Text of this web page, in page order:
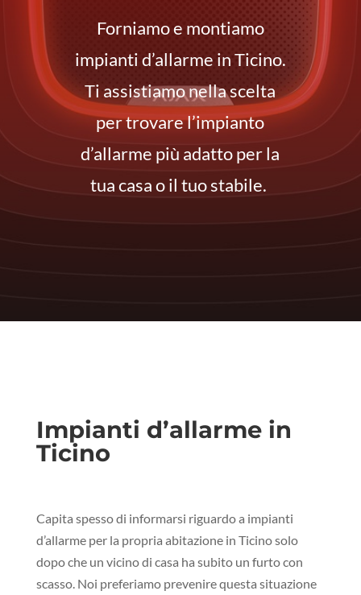
Forniamo e montiamo
impianti d’allarme in Ticino.
Ti assistiamo nella scelta
per trovare l’impianto
d’allarme più adatto per la
tua casa o il tuo stabile.
Impianti d’allarme in
Ticino
Capita spesso di informarsi riguardo a impianti
d’allarme per la propria abitazione in Ticino solo
dopo che un vicino di casa ha subito un furto con
scasso. Noi preferiamo prevenire questa situazione